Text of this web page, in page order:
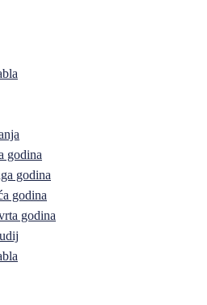
godina
godina
godina
godina